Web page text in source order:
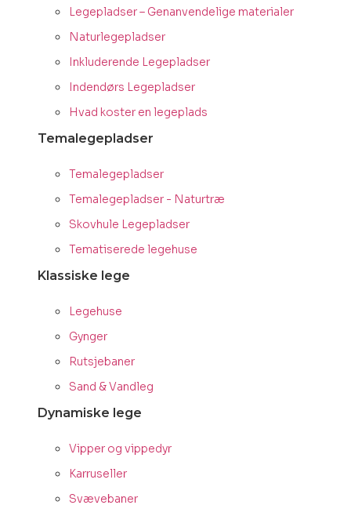
Legepladser – Genanvendelige materialer
Naturlegepladser
Inkluderende Legepladser
Indendørs Legepladser
Hvad koster en legeplads
Temalegepladser
Temalegepladser
Temalegepladser - Naturtræ
Skovhule Legepladser
Tematiserede legehuse
Klassiske lege
Legehuse
Gynger
Rutsjebaner
Sand & Vandleg
Dynamiske lege
Vipper og vippedyr
Karruseller
Svævebaner